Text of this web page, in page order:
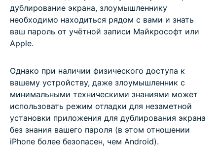
дублирование экрана, злоумышленнику
необходимо находиться рядом с вами и знать
ваш пароль от учётной записи Майкрософт или
Apple.
Однако при наличии физического доступа к
вашему устройству, даже злоумышленник с
минимальными техническими знаниями может
использовать режим отладки для незаметной
установки приложения для дублирования экрана
без знания вашего пароля (в этом отношении
iPhone более безопасен, чем Android).